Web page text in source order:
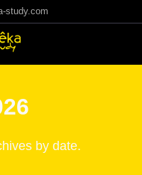
study.com
by date.